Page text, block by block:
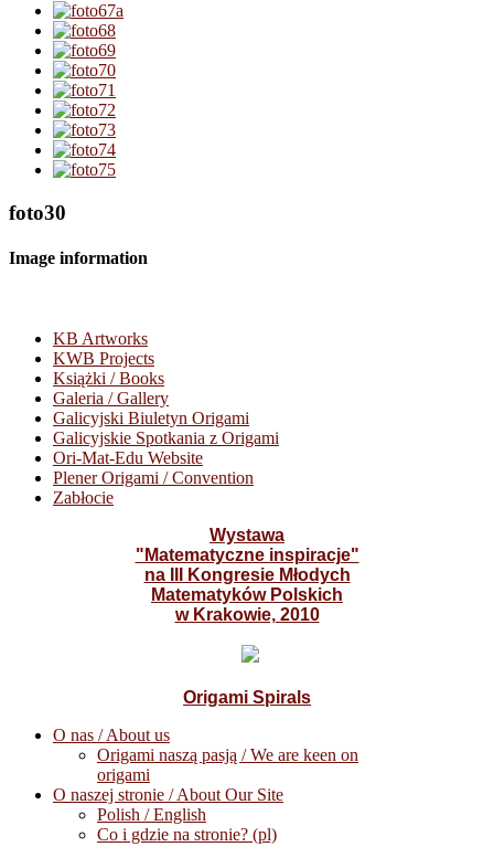
foto30
Image information
KB Artworks
KWB Projects
Książki / Books
Galeria / Gallery
Galicyjski Biuletyn Origami
Galicyjskie Spotkania z Origami
Ori-Mat-Edu Website
Plener Origami / Convention
Zabłocie
Wystawa
"Matematyczne inspiracje"
na III Kongresie Młodych
Matematyków Polskich
w Krakowie, 2010
Origami Spirals
O nas / About us
Origami naszą pasją / We are keen on
origami
O naszej stronie / About Our Site
Polish / English
Co i gdzie na stronie? (pl)